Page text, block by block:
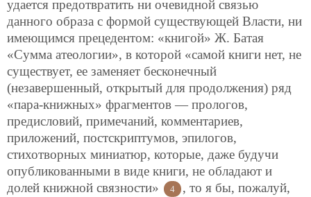
удается предотвратить ни очевидной связью
данного образа с формой существующей Власти, ни
имеющимся прецедентом: «книгой» Ж. Батая
«Сумма атеологии», в которой «самой книги нет, не
существует, ее заменяет бесконечный
(незавершенный, открытый для продолжения) ряд
«пара-книжных» фрагментов — прологов,
предисловий, примечаний, комментариев,
приложений, постскриптумов, эпилогов,
стихотворных миниатюр, которые, даже будучи
опубликованными в виде книги, не обладают и
долей книжной связности»
4
, то я бы, пожалуй,